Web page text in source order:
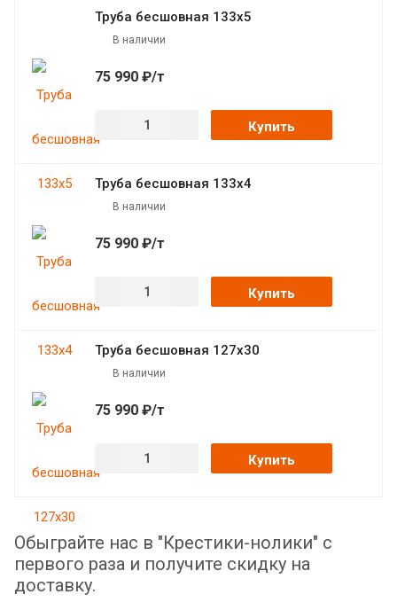
Труба бесшовная 133х5
В наличии
75 990 ₽/т
Купить
Труба бесшовная 133х4
В наличии
75 990 ₽/т
Купить
Труба бесшовная 127х30
В наличии
75 990 ₽/т
Купить
Обыграйте нас в "Крестики-нолики" с
первого раза и получите скидку на
доставку.